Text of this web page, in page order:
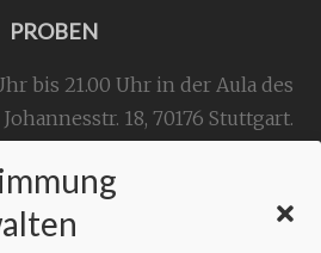
PROBEN
bis 21.00 Uhr in der Aula des
Johannesstr. 18, 70176 Stuttgart.
KONTAKT